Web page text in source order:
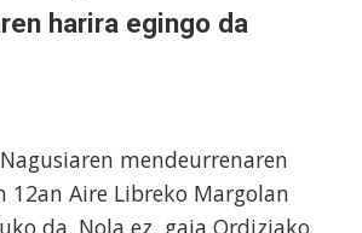
harira egingo da
mendeurrenaren
12an Aire Libreko Margolan